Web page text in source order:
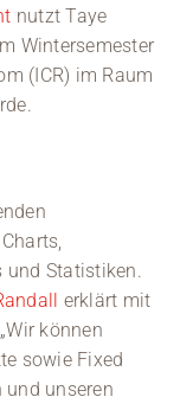
nutzt Taye
Wintersemester
(ICR) im Raum
und Statistiken.
erklärt mit
können
sowie Fixed
und unseren